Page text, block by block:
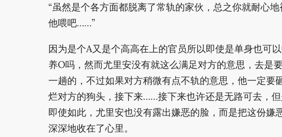
“虽然是个各方面都脱离了常轨的家伙，总之你就耐心地
他喂吧……”
因为是个A又是个高高在上的官员所以即使是单身也可
养O吗，然而尤里安没有就这么满足对方的意思，去是
一趟的，不过如果对方稍微有点不轨的意思，他一定要
烂对方的狗头，接下来……接下来也许还是无路可去，
即使如此，尤里安也没有露出嫌恶的脸，而是把这份嫌
深深地收在了心里。